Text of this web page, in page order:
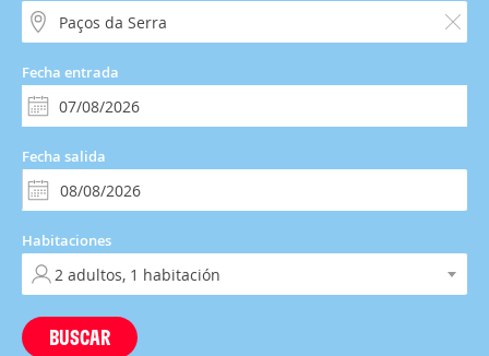
Fecha entrada
Fecha salida
Habitaciones
BUSCAR